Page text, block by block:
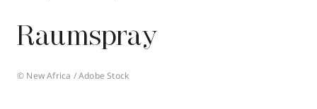
Über YBPN
Aktionen
Raumspray
© New Africa / Adobe Stock